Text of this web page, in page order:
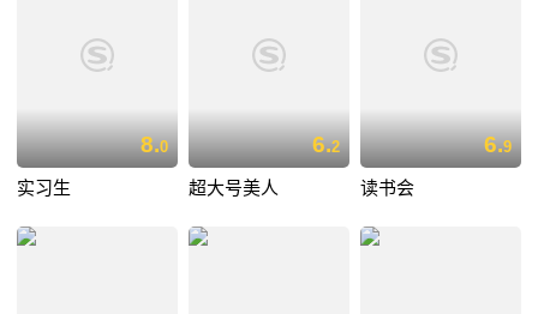
8.0
实习生
6.2
超大号美人
6.9
读书会